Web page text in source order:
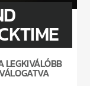
LEGKIVÁLÓBB